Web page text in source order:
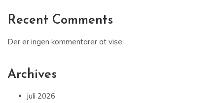
Recent Comments
Der er ingen kommentarer at vise.
Archives
juli 2026